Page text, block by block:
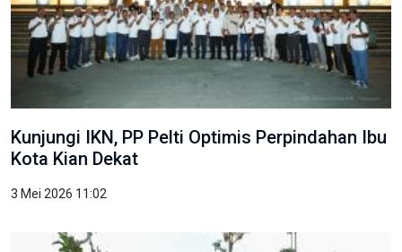
Kunjungi IKN, PP Pelti Optimis Perpindahan Ibu
Kota Kian Dekat
3 Mei 2026 11:02